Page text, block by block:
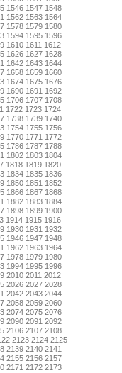
1546 1547 1548
1562 1563 1564
1578 1579 1580
1594 1595 1596
1610 1611 1612
1626 1627 1628
1642 1643 1644
1658 1659 1660
1674 1675 1676
1690 1691 1692
1706 1707 1708
1722 1723 1724
1738 1739 1740
1754 1755 1756
1770 1771 1772
1786 1787 1788
1802 1803 1804
1818 1819 1820
1834 1835 1836
1850 1851 1852
1866 1867 1868
1882 1883 1884
1898 1899 1900
1914 1915 1916
1930 1931 1932
1946 1947 1948
1962 1963 1964
1978 1979 1980
1994 1995 1996
2010 2011 2012
2026 2027 2028
2042 2043 2044
2058 2059 2060
2074 2075 2076
2090 2091 2092
2106 2107 2108
2123 2124 2125
2139 2140 2141
2155 2156 2157
2171 2172 2173